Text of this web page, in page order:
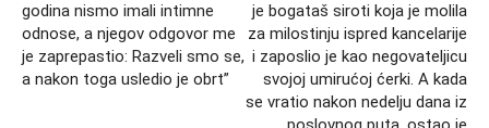
godina nismo imali intimne
odnose, a njegov odgovor me
je zaprepastio: Razveli smo se,
a nakon toga usledio je obrt”
je bogataš siroti koja je molila
za milostinju ispred kancelarije
i zaposlio je kao negovateljicu
svojoj umirućoj ćerki. A kada
se vratio nakon nedelju dana iz